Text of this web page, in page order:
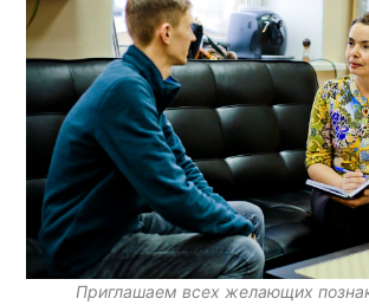
Приглашаем всех желающих